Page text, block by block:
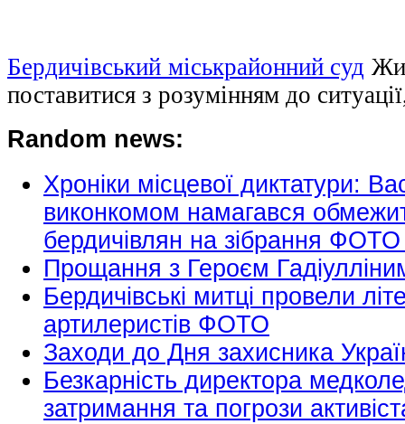
Бердичівський міськрайонний суд
поставитися з розумінням до
Random news:
Хроніки місцевої диктатури:
виконкомом намагався
бердичівлян на зібрання
Прощання з Героєм
Бердичівські митці провели
артилеристів ФОТО
Заходи до Дня захисника
Безкарність директора
затримання та погрози